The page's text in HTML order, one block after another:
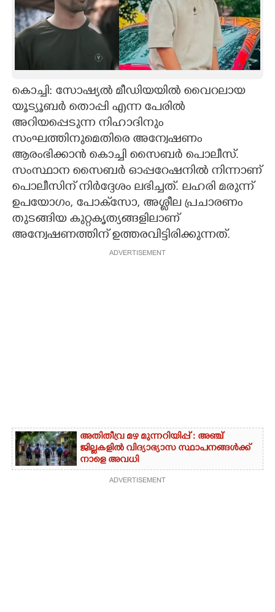
ART
LITERATURE
ZOOM
CONTACT US
കൊച്ചി: സോഷ്യൽ മീഡിയയിൽ വൈറലായ
യൂട്യൂബർ തൊപ്പി എന്ന പേരിൽ
അറിയപ്പെടുന്ന നിഹാദിനും
സംഘത്തിനുമെതിരെ അന്വേഷണം
ആരംഭിക്കാൻ കൊച്ചി സൈബർ പൊലീസ്.
സംസ്ഥാന സൈബർ ഓപ്പറേഷനിൽ നിന്നാണ്
പൊലീസിന് നിർദ്ദേശം ലഭിച്ചത്. ലഹരി മരുന്ന്
ഉപയോഗം, പോക്‌സോ, അശ്ലീല പ്രചാരണം
തുടങ്ങിയ കുറ്റകൃത്യങ്ങളിലാണ്
അന്വേഷണത്തിന് ഉത്തരവിട്ടിരിക്കുന്നത്.
ADVERTISEMENT
അതിതീവ്ര മഴ മുന്നറിയിപ്പ് : അഞ്ച്
ജില്ലകളിൽ വിദ്യാഭ്യാസ സ്ഥാപനങ്ങൾക്ക്
നാളെ അവധി
ADVERTISEMENT